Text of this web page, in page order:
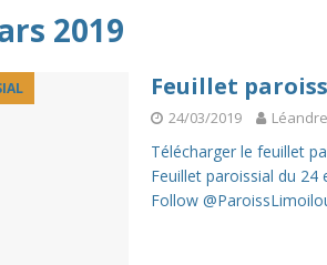
[ 28/09/2024 ]
2019
Feuillet
24/03/2019
Télécharger le feuillet
Feuillet paroissial du
Follow